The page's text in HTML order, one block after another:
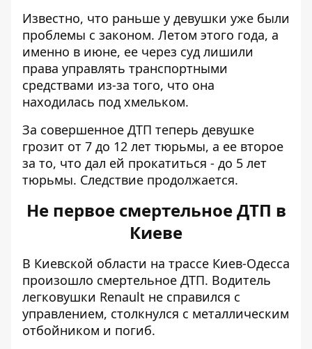
Известно, что раньше у девушки уже были
проблемы с законом. Летом этого года, а
именно в июне, ее через суд лишили
права управлять транспортными
средствами из-за того, что она
находилась под хмельком.
За совершенное ДТП теперь девушке
грозит от 7 до 12 лет тюрьмы, а ее второе
за то, что дал ей прокатиться - до 5 лет
тюрьмы. Следствие продолжается.
Не первое смертельное ДТП в
Киеве
В Киевской области на трассе Киев-Одесса
произошло смертельное ДТП. Водитель
легковушки Renault не справился с
управлением, столкнулся с металлическим
отбойником и погиб.